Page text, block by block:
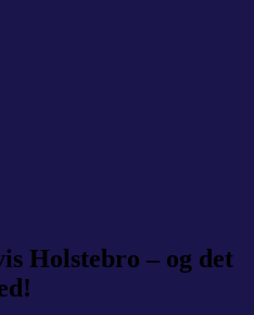
Holstebro – og det